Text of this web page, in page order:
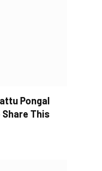
Pongal
This